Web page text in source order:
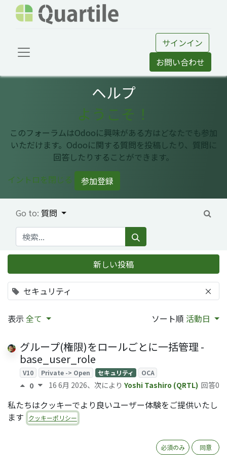
サインイン
お問い合わせ
ヘルプ
ようこそ！
このフォーラムはOdooに興味がある方はどなたでも参加
いただけます。Odooに関する質問を投稿したり、質問に
回答したりすることができます。
イントロを閉じる
参加登録
Go to: 質問
セキュリティ ×
新しい投稿
表示 全て ソート順 活動日
グループ(権限)をロールごとに一括管理 -
base_user_role
V10 Private -> Open セキュリティ OCA
0 16 6月 2026、次により Yoshi Tashiro (QRTL) 回答0
スーパーユーザへのログイン
アクセス権 セキュリティ
0
私たちはクッキーでより良いユーザー体験をご提供いたし
ます
クッキーポリシー
必須のみ 同意